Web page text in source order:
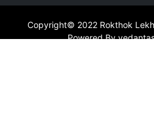
Copyright© 2022 Rokthok
Powered By